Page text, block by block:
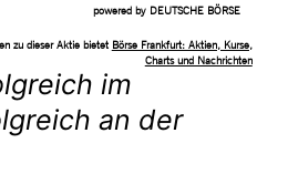
im
an der